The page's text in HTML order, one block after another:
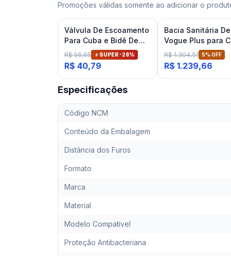
Promoções válidas somente ao adicionar o
Válvula De Escoamento
Para Cuba e Bidê De
Banheiro Cromado
Deca
R$ 56,65 SUPER -28%
R$ 40,79
Bacia Sanitária
Vogue Plus para
Conforto Branco
R$ 1.304,91 5% OFF
R$ 1.239,66
Especificações
Código NCM
Conteúdo da Embalagem
Distância dos Furos
Formato
Marca
Material
Modelo Compatível
Proteção Antibacteriana